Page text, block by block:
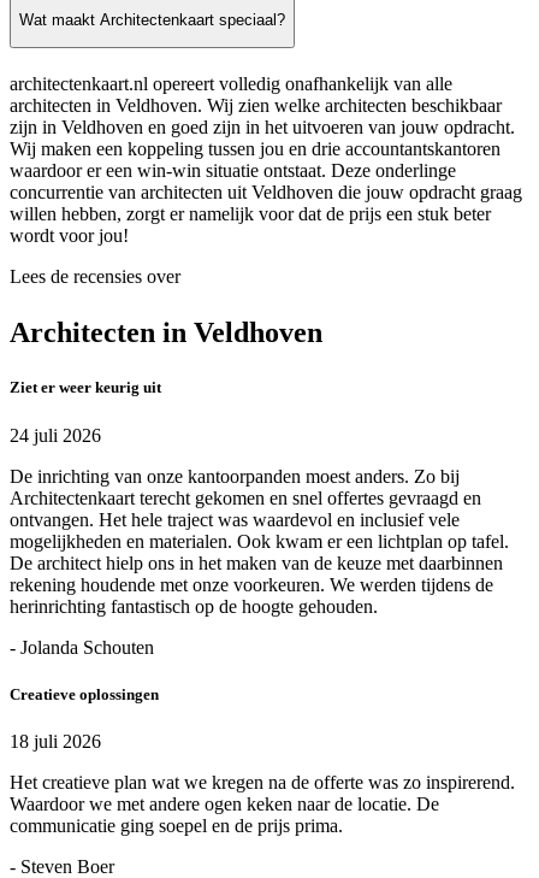
Wat maakt Architectenkaart speciaal?
architectenkaart.nl opereert volledig onafhankelijk van alle
architecten in Veldhoven. Wij zien welke architecten beschikbaar
zijn in Veldhoven en goed zijn in het uitvoeren van jouw opdracht.
Wij maken een koppeling tussen jou en drie accountantskantoren
waardoor er een win-win situatie ontstaat. Deze onderlinge
concurrentie van architecten uit Veldhoven die jouw opdracht graag
willen hebben, zorgt er namelijk voor dat de prijs een stuk beter
wordt voor jou!
Lees de recensies over
Architecten in Veldhoven
Ziet er weer keurig uit
24 juli 2026
De inrichting van onze kantoorpanden moest anders. Zo bij
Architectenkaart terecht gekomen en snel offertes gevraagd en
ontvangen. Het hele traject was waardevol en inclusief vele
mogelijkheden en materialen. Ook kwam er een lichtplan op tafel.
De architect hielp ons in het maken van de keuze met daarbinnen
rekening houdende met onze voorkeuren. We werden tijdens de
herinrichting fantastisch op de hoogte gehouden.
- Jolanda Schouten
Creatieve oplossingen
18 juli 2026
Het creatieve plan wat we kregen na de offerte was zo inspirerend.
Waardoor we met andere ogen keken naar de locatie. De
communicatie ging soepel en de prijs prima.
- Steven Boer